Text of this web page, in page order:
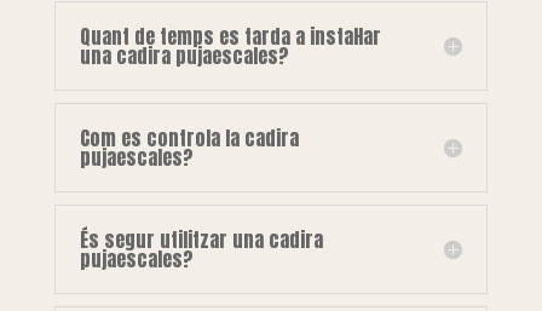
Quant de temps es tarda a instal·lar
una cadira pujaescales?
Com es controla la cadira
pujaescales?
És segur utilitzar una cadira
pujaescales?